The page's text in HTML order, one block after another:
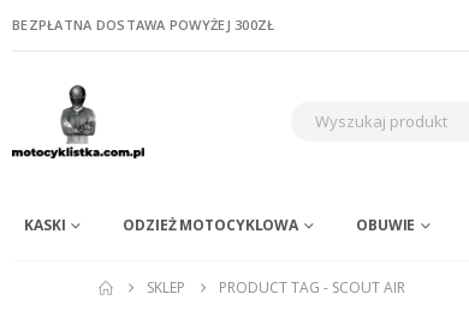
BEZPŁATNA DOSTAWA POWYŻEJ 300ZŁ
KASKI ODZIEŻ MOTOCYKLOWA OBUWIE
SKLEP PRODUCT TAG - SCOUT AIR